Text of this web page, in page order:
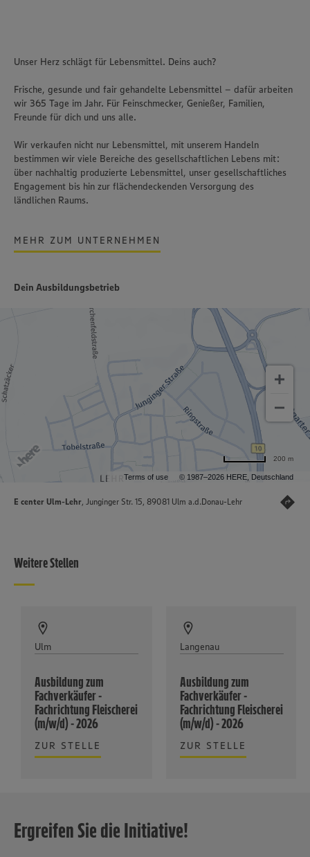
Unser Herz schlägt für Lebensmittel. Deins auch?
Frische, gesunde und fair gehandelte Lebensmittel – dafür arbeiten
wir 365 Tage im Jahr. Für Feinschmecker, Genießer, Familien,
Freunde für dich und uns alle.
Wir verkaufen nicht nur Lebensmittel, mit unserem Handeln
bestimmen wir viele Bereiche des gesellschaftlichen Lebens mit:
über nachhaltig produzierte Lebensmittel, unser gesellschaftliches
Engagement bis hin zur flächendeckenden Versorgung des
ländlichen Raums.
MEHR ZUM UNTERNEHMEN
Dein Ausbildungsbetrieb
Terms of use © 1987–2026 HERE, Deutschland
200 m
E center Ulm-Lehr, Junginger Str. 15, 89081 Ulm a.d.Donau-Lehr
Weitere Stellen
Ulm
Ausbildung zum
Fachverkäufer -
Fachrichtung Fleischerei
(m/w/d) - 2026
ZUR STELLE
Langenau
Ausbildung zum
Fachverkäufer -
Fachrichtung Fleischerei
(m/w/d) - 2026
ZUR STELLE
Ergreifen Sie die Initiative!